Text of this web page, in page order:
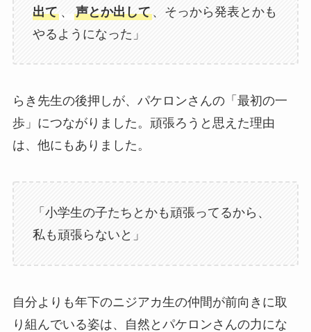
出て 、 声とか出して、そっから発表とかも
やるようになった」
らき先生の後押しが、パケロンさんの「最初の一
歩」につながりました。頑張ろうと思えた理由
は、他にもありました。
「小学生の子たちとかも頑張ってるから、
私も頑張らないと」
自分よりも年下のニジアカ生の仲間が前向きに取
り組んでいる姿は、自然とパケロンさんの力にな